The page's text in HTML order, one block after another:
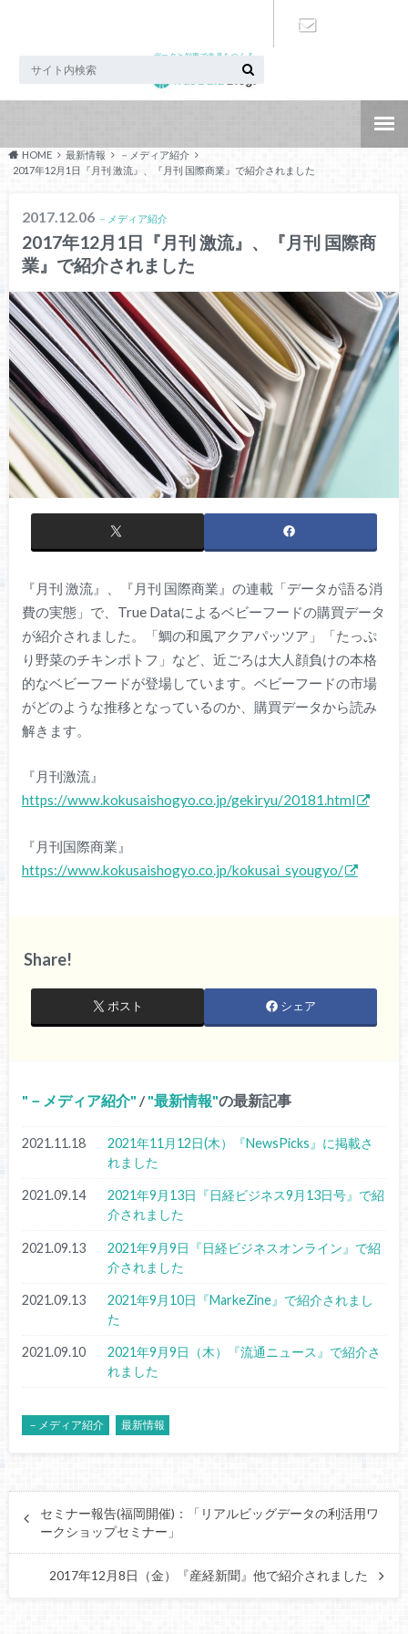
データと知恵で未来をつくる
HOME 最新情報
－メディア紹介
2017年12月1日『月刊 激流』、『月刊 国際商業』で紹介されました
2017.12.06 －メディア紹介
2017年12月1日『月刊 激流』、『月刊 国際商
業』で紹介されました
『月刊 激流』、『月刊 国際商業』の連載「データが語る消
費の実態」で、True Dataによるベビーフードの購買データ
が紹介されました。「鯛の和風アクアパッツア」「たっぷ
り野菜のチキンポトフ」など、近ごろは大人顔負けの本格
的なベビーフードが登場しています。ベビーフードの市場
がどのような推移となっているのか、購買データから読み
解きます。
『月刊激流』
https://www.kokusaishogyo.co.jp/gekiryu/20181.html
『月刊国際商業』
https://www.kokusaishogyo.co.jp/kokusai_syougyo/
Share!
ポスト シェア
－メディア紹介 / 最新情報 の最新記事
2021.11.18
2021年11月12日(木）『NewsPicks』に掲載さ
れました
2021.09.14
2021年9月13日『日経ビジネス9月13日号』で紹
介されました
2021.09.13
2021年9月9日『日経ビジネスオンライン』で紹
介されました
2021.09.13
2021年9月10日『MarkeZine』で紹介されまし
た
2021.09.10
2021年9月9日（木）『流通ニュース』で紹介さ
れました
－メディア紹介 最新情報
セミナー報告(福岡開催)：「リアルビッグデータの利活用ワ
ークショップセミナー」
2017年12月8日（金）『産経新聞』他で紹介されました